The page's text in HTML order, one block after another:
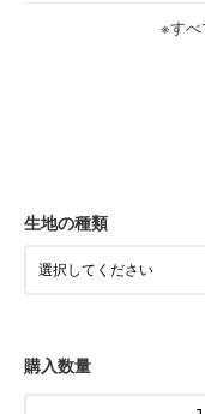
・布団カバーなどの寝
・ブラウス、チュニ
・パジャマなどの寝具
・ブラウス、シャツ
綾織りの生地です。
らかいのが特徴です
・カーテン、エプロ
・パンツ、タックス
もっと詳しく見る
耐久性があります。
小物、インテリア用品
・工作用エプロン
もっと詳しく見る
※すべ
生地の種類
購入数量